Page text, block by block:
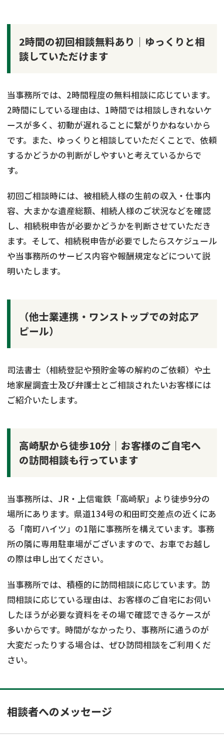
2時間の初回相談無料あり｜ゆっくりと相
談していただけます
当事務所では、2時間程度の無料相談に応じています。
2時間にしている理由は、1時間では相談しきれないケ
ースが多く、初動が遅れることに繋がりかねないから
です。また、ゆっくりと相談していただくことで、依頼
するかどうかの判断がしやすいと考えているからで
す。
初回ご相談時には、被相続人様の生前の収入・仕事内
容、大まかな遺産総額、相続人様のご状況などを確認
し、相続税申告が必要かどうかを判断させていただき
ます。そして、相続税申告が必要でしたらスケジュール
や当事務所のサービス内容や報酬規定などについて説
明いたします。
（他士業連携・ワンストップでの対応ア
ピール）
司法書士（相続登記や預貯金等の解約のご依頼）や土
地家屋調査士及び弁護士とご相談されたいお客様には
ご紹介いたします。
高崎駅から徒歩10分｜お客様のご自宅へ
の訪問相談も行っています
当事務所は、JR・上信電鉄「高崎駅」より徒歩9分の
場所にあります。県道134号の和田町交差点の近くにあ
る「南町ハイツ」の1階に事務所を構えています。事務
所の隣に専用駐車場がございますので、お車でお越し
の際は申し出てください。
当事務所では、積極的に訪問相談に応じています。訪
問相談に応じている理由は、お客様のご自宅にお伺い
したほうが必要な資料をその場で確認できるケースが
多いからです。時間がなかったり、事務所に通うのが
大変だったりする場合は、ぜひ訪問相談をご利用くだ
さい。
相談者へのメッセージ